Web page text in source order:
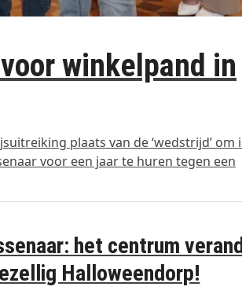
winkelpand in
plaats van de ‘wedstrijd’ om
voor een jaar te huren tegen een
het centrum
Halloweendorp!